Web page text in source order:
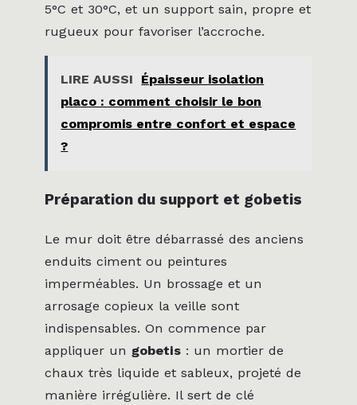
5°C et 30°C, et un support sain, propre et
rugueux pour favoriser l’accroche.
LIRE AUSSI
Épaisseur isolation
placo : comment choisir le bon
compromis entre confort et espace
?
Préparation du support et gobetis
Le mur doit être débarrassé des anciens
enduits ciment ou peintures
imperméables. Un brossage et un
arrosage copieux la veille sont
indispensables. On commence par
appliquer un gobetis : un mortier de
chaux très liquide et sableux, projeté de
manière irrégulière. Il sert de clé